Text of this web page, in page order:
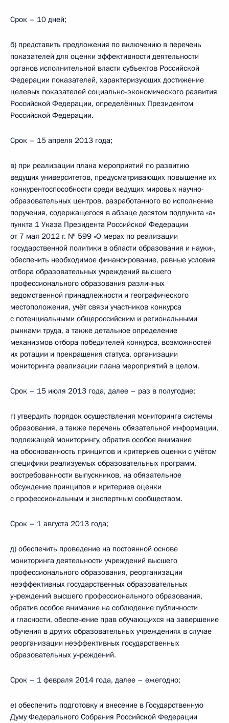
Срок – 10 дней;
б) представить предложения по включению в перечень
показателей для оценки эффективности деятельности
органов исполнительной власти субъектов Российской
Федерации показателей, характеризующих достижение
целевых показателей социально-экономического развития
Российской Федерации, определённых Президентом
Российской Федерации.
Срок – 15 апреля 2013 года;
в) при реализации плана мероприятий по развитию
ведущих университетов, предусматривающих повышение их
конкурентоспособности среди ведущих мировых научно-
образовательных центров, разработанного во исполнение
поручения, содержащегося в абзаце десятом подпункта «а»
пункта 1 Указа Президента Российской Федерации
от 7 мая 2012 г. № 599 «О мерах по реализации
государственной политики в области образования и науки»,
обеспечить необходимое финансирование, равные условия
отбора образовательных учреждений высшего
профессионального образования различных
ведомственной принадлежности и географического
местоположения, учёт связи участников конкурса
с потенциальными общероссийским и региональными
рынками труда, а также детальное определение
механизмов отбора победителей конкурса, возможностей
их ротации и прекращения статуса, организации
мониторинга реализации плана мероприятий в целом.
Срок – 15 июля 2013 года, далее – раз в полугодие;
г) утвердить порядок осуществления мониторинга системы
образования, а также перечень обязательной информации,
подлежащей мониторингу, обратив особое внимание
на обоснованность принципов и критериев оценки с учётом
специфики реализуемых образовательных программ,
востребованности выпускников, на обязательное
обсуждение принципов и критериев оценки
с профессиональным и экспертным сообществом.
Срок – 1 августа 2013 года;
д) обеспечить проведение на постоянной основе
мониторинга деятельности учреждений высшего
профессионального образования, реорганизации
неэффективных государственных образовательных
учреждений высшего профессионального образования,
обратив особое внимание на соблюдение публичности
и гласности, обеспечение прав обучающихся на завершение
обучения в других образовательных учреждениях в случае
реорганизации неэффективных государственных
образовательных учреждений.
Срок – 1 февраля 2014 года, далее – ежегодно;
е) обеспечить подготовку и внесение в Государственную
Думу Федерального Собрания Российской Федерации